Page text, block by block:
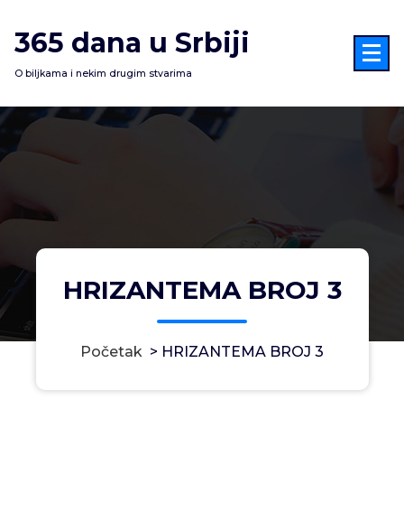
na
sadržaj
365 dana u Srbiji
O biljkama i nekim drugim stvarima
HRIZANTEMA BROJ 3
Početak > HRIZANTEMA BROJ 3